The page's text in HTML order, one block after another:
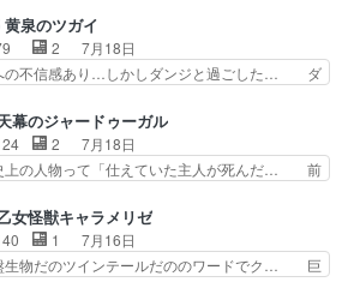
もない日常※もっと密着… LIMITかも知れな
キュアエクレール… ・解決編、完全に前4話
解きさせるスタ…
どころが多すぎてある意味おもしろ… 胸が凄
カッっとしたずっと苦痛を伴って… 祖父母に
心があってよかった。それにし… 柚子が家族
別する回柚子を傷つけた瑶太… 今期のアニメ
姿や祖母の語る玲夜の眼… 常に言ってるけ
ラブコメの主役にも魅力… 家族にずっと理不
虐げられ、我慢を強い…
黄泉のツガイ
2
7月18日
の不信感あり…しかしダンジと過ごした… ダ
の思い出を振り返るユルの表情が本… それぞ
思惑が複雑に絡み合い、物語がさ… ユルは一
なりたいのに、犬がそっと寄り… ダンジが
は側にいる」と言ってくれた幼… 偽りだけで
だったからこそ真実が重く… これまで積み重
きた信頼があるからこそ… 一瞬スタッフのユ
ア全開爆笑シーンが普…
幕のジャードゥーガル
2
7月18日
上の人物って「仕えていた主人が死んだ… 前
側にも人としての温かい暮らしがあ… ソルコ
ニは本を奪うために起こった悲劇… 原論はあ
達には当たり前でも私達には始… 周りの同胞
ンゴルの暮らしに慣れていく… 「肉の味を
女怪獣キャラメリゼ
1
7月16日
生物だのツインテールだののワードでク… 巨